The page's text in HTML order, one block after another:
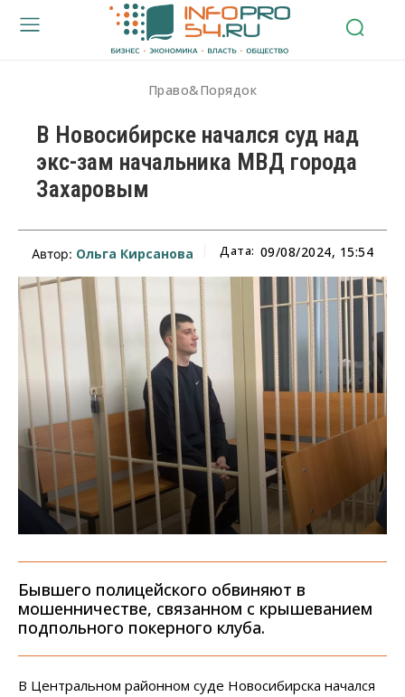
Право&Порядок
В Новосибирске начался суд над
экс-зам начальника МВД города
Захаровым
Автор: Ольга Кирсанова Дата: 09/08/2024, 15:54
Бывшего полицейского обвиняют в
мошенничестве, связанном с крышеванием
подпольного покерного клуба.
В Центральном районном суде Новосибирска начался